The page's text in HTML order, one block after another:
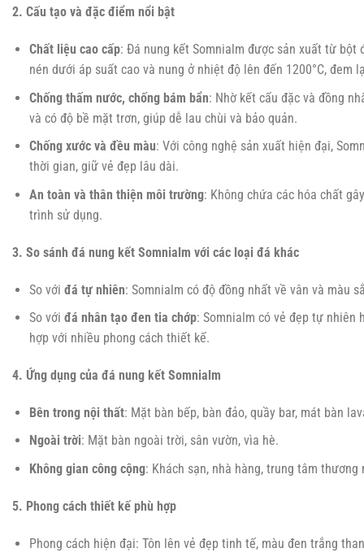
2. Cấu tạo và đặc điểm nổi bật
Chất liệu cao cấp: Đá nung kết Somnialm được sản xuất từ bột
nén dưới áp suất cao và nung ở nhiệt độ lên đến 1200°C, đem
Chống thấm nước, chống bám bẩn: Nhờ kết cấu đặc và đồng
và có độ bề mặt trơn, giúp dễ lau chùi và bảo quản.
Chống xước và đều màu: Với công nghệ sản xuất hiện đại,
thời gian, giữ vẻ đẹp lâu dài.
An toàn và thân thiện môi trường: Không chứa các hóa chất
trình sử dụng.
3. So sánh đá nung kết Somnialm với các loại đá khác
So với đá tự nhiên: Somnialm có độ đồng nhất về vân và màu
So với đá nhân tạo đen tia chớp: Somnialm có vẻ đẹp tự nhiên
hợp với nhiều phong cách thiết kế.
4. Ứng dụng của đá nung kết Somnialm
Bên trong nội thất: Mặt bàn bếp, bàn đảo, quầy bar, mát bàn
Ngoài trời: Mặt bàn ngoài trời, sân vườn, vìa hè.
Không gian công cộng: Khách sạn, nhà hàng, trung tâm thương
5. Phong cách thiết kế phù hợp
Phong cách hiện đại: Tôn lên vẻ đẹp tinh tế, màu đen trắng